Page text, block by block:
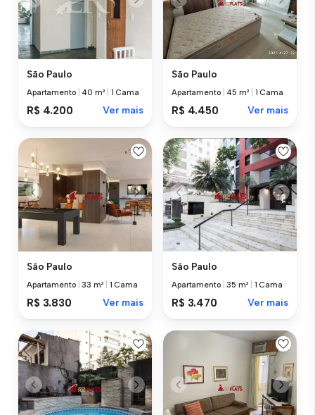
São Paulo
Apartamento 40 m² 1 Cama
R$ 4.200 Ver mais
São Paulo
Apartamento 45 m² 1 Cama
R$ 4.450 Ver mais
São Paulo
Apartamento |33 m² 1 Cama
R$ 3.830 Ver mais
São Paulo
Apartamento |35 m² 1 Cama
R$ 3.470 Ver mais